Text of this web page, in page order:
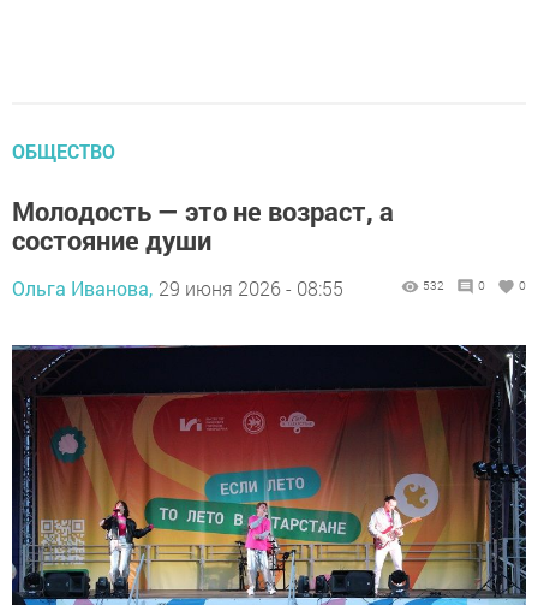
ОБЩЕСТВО
Молодость — это не возраст, а
состояние души
Ольга Иванова, 29 июня 2026 - 08:55 532 0 0